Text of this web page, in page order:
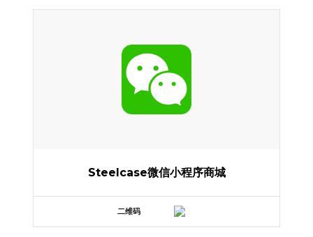
Steelcase微信小程序商城
二维码